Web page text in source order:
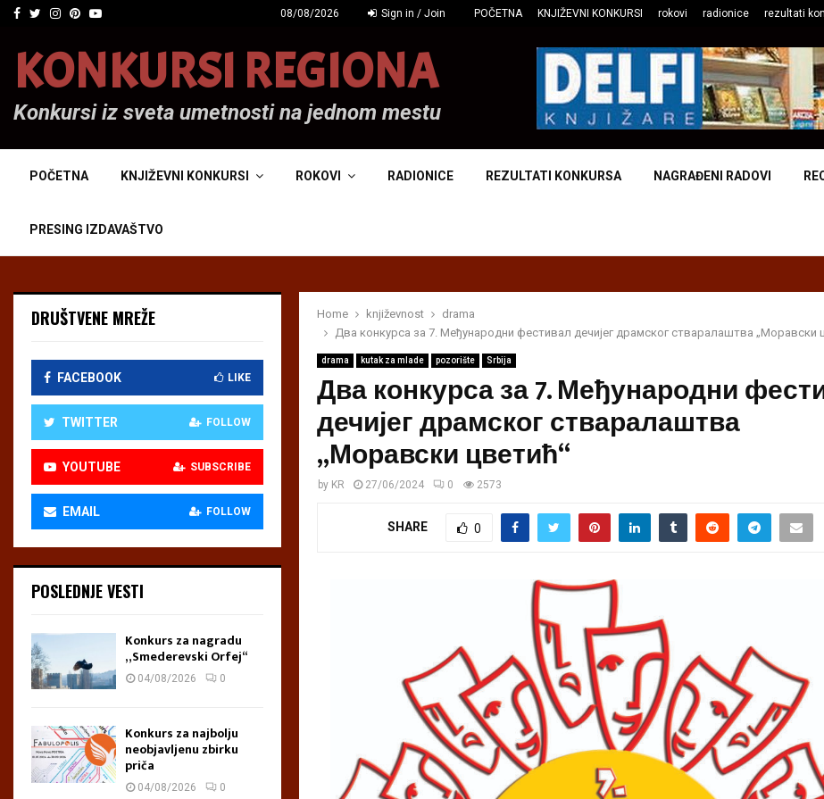
Facebook
Twitter
Instagram
Pinterest
Youtube 08/08/2026 Sign in / Join POČETNA KNJIŽEVNI KONKURSI rokovi radionice rezultati
KONKURSI REGIONA
Konkursi iz sveta umetnosti na jednom mestu
POČETNA KNJIŽEVNI KONKURSI ROKOVI RADIONICE REZULTATI KONKURSA NAGRAĐENI RADOVI
PRESING IZDAVAŠTVO
Home književnost
drama
Два конкурса за 7. Међународни фестивал дечијег драмског стваралаштва „Моравски
drama kutak za mlade pozorište Srbija
Два конкурса за 7. Међународни
дечијег драмског стваралаштва
„Моравски цветић“
by KR 27/06/2024 0 2573
SHARE 0
DRUŠTVENE MREŽE
FACEBOOK LIKE
TWITTER FOLLOW
YOUTUBE SUBSCRIBE
EMAIL FOLLOW
POSLEDNJE VESTI
Konkurs za nagradu
„Smederevski Orfej“
04/08/2026 0
Konkurs za najbolju
neobjavljenu zbirku
priča
04/08/2026 0